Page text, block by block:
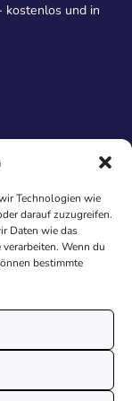
Technologien wie
darauf zuzugreifen.
Daten wie das
Wenn du
bestimmte
kostenlos und in